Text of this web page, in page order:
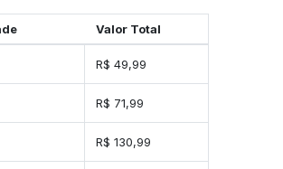
Valor Total
R$ 49,99
R$ 71,99
R$ 130,99